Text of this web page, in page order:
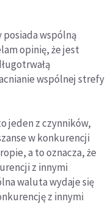
posiada wspólną
opinię, że jest
wspólnej strefy
jeden z czynników,
w konkurencji
a to oznacza, że
z innymi
waluta wydaje się
z innymi